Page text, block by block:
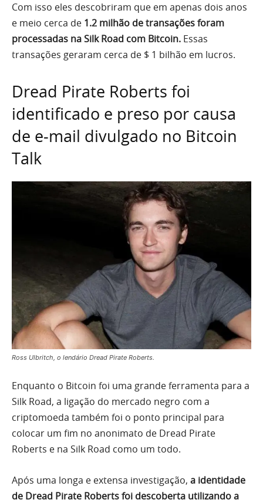
Com isso eles descobriram que em apenas dois anos
e meio cerca de 1.2 milhão de transações foram
processadas na Silk Road com Bitcoin. Essas
transações geraram cerca de $ 1 bilhão em lucros.
Dread Pirate Roberts foi
identificado e preso por causa
de e-mail divulgado no Bitcoin
Talk
Ross Ulbritch, o lendário Dread Pirate Roberts.
Enquanto o Bitcoin foi uma grande ferramenta para a
Silk Road, a ligação do mercado negro com a
criptomoeda também foi o ponto principal para
colocar um fim no anonimato de Dread Pirate
Roberts e na Silk Road como um todo.
Após uma longa e extensa investigação, a identidade
de Dread Pirate Roberts foi descoberta utilizando a